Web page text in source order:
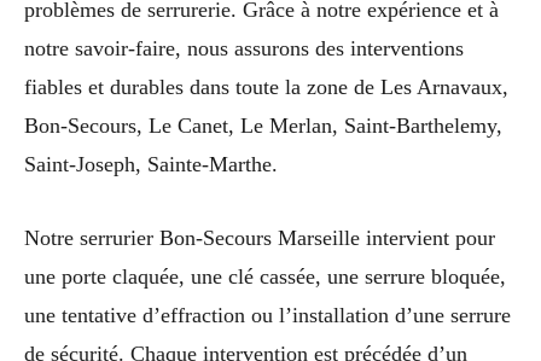
problèmes de serrurerie. Grâce à notre expérience et à
notre savoir-faire, nous assurons des interventions
fiables et durables dans toute la zone de Les Arnavaux,
Bon-Secours, Le Canet, Le Merlan, Saint-Barthelemy,
Saint-Joseph, Sainte-Marthe.
Notre serrurier Bon-Secours Marseille intervient pour
une porte claquée, une clé cassée, une serrure bloquée,
une tentative d’effraction ou l’installation d’une serrure
de sécurité. Chaque intervention est précédée d’un